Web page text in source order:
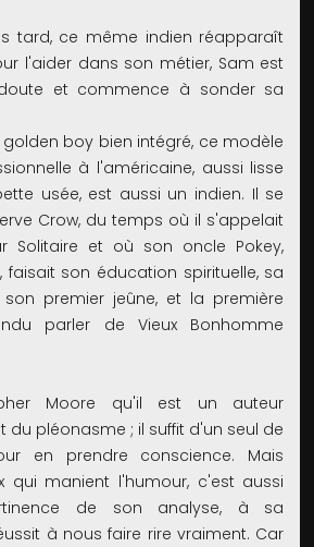
tard, ce même indien réapparaît
l'aider dans son métier, Sam est
et commence à sonder sa
golden boy bien intégré, ce modèle
à l'américaine, aussi lisse
usée, est aussi un indien. Il se
Crow, du temps où il s'appelait
Solitaire et où son oncle Pokey,
faisait son éducation spirituelle, sa
son premier jeûne, et la première
parler de Vieux Bonhomme
Moore qu'il est un auteur
du pléonasme ; il suffit d'un seul de
en prendre conscience. Mais
qui manient l'humour, c'est aussi
de son analyse, à sa
à nous faire rire vraiment. Car